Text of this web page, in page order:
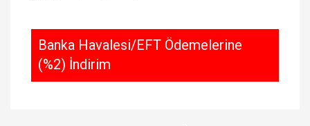
Banka Havalesi/EFT Ödemelerine
(%2) İndirim